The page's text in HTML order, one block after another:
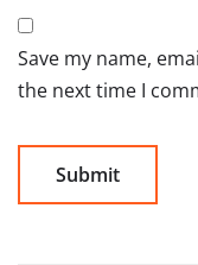
Save my name,
the next time I